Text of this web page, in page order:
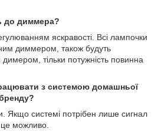
до диммера?
яскравості. Всі лампочки
диммером, також будуть
тільки потужність повинна
з системою домашньої
Якщо системі потрібен лише сигнал
можливо.